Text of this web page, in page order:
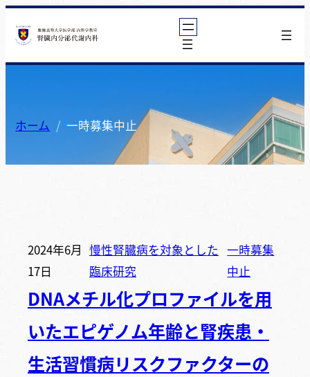
容
を
ホーム 一時募集中止
2024年6月
17日
慢性腎臓病を対象とした
臨床研究
一時募集
中止
DNAメチル化プロファイルを用
いたエピゲノム年齢と腎疾患・
生活習慣病リスクファクターの